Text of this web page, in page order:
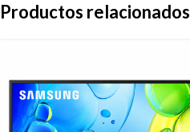
Productos relacionados